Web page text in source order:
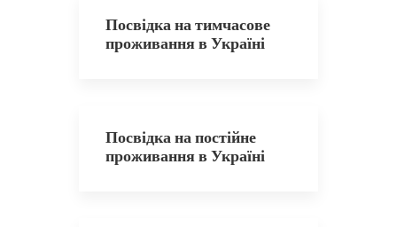
Посвідка на тимчасове
проживання в Україні
Посвідка на постійне
проживання в Україні